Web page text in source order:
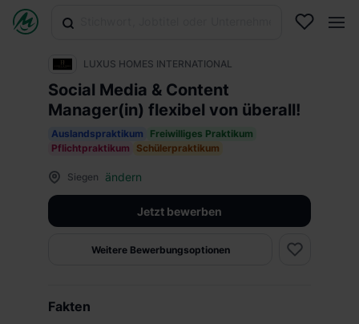
LUXUS HOMES INTERNATIONAL
Social Media & Content
Manager(in) flexibel von überall!
Auslandspraktikum
Freiwilliges Praktikum
Pflichtpraktikum
Schülerpraktikum
Siegen ändern
Jetzt bewerben
Weitere Bewerbungsoptionen
Fakten